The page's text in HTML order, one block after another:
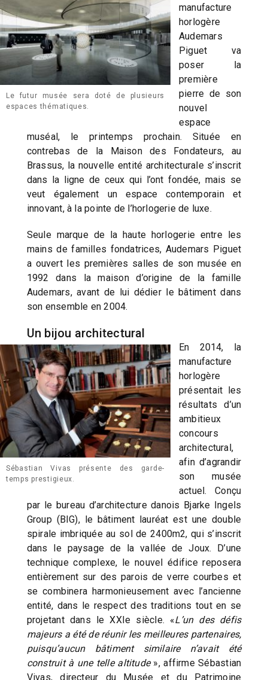
Le futur musée sera doté de plusieurs
espaces thématiques.
manufacture
horlogère
Audemars
Piguet va
poser la
première
pierre de son
nouvel
espace
muséal, le printemps prochain. Située en
contrebas de la Maison des Fondateurs, au
Brassus, la nouvelle entité architecturale s’inscrit
dans la ligne de ceux qui l’ont fondée, mais se
veut également un espace contemporain et
innovant, à la pointe de l’horlogerie de luxe.
Seule marque de la haute horlogerie entre les
mains de familles fondatrices, Audemars Piguet
a ouvert les premières salles de son musée en
1992 dans la maison d’origine de la famille
Audemars, avant de lui dédier le bâtiment dans
son ensemble en 2004.
Un bijou architectural
Sébastian Vivas présente des garde-
temps prestigieux.
En 2014, la
manufacture
horlogère
présentait les
résultats d’un
ambitieux
concours
architectural,
afin d’agrandir
son musée
actuel. Conçu
par le bureau d’architecture danois Bjarke Ingels
Group (BIG), le bâtiment lauréat est une double
spirale imbriquée au sol de 2400m2, qui s’inscrit
dans le paysage de la vallée de Joux. D’une
technique complexe, le nouvel édifice reposera
entièrement sur des parois de verre courbes et
se combinera harmonieusement avec l’ancienne
entité, dans le respect des traditions tout en se
projetant dans le XXIe siècle. «L’un des défis
majeurs a été de réunir les meilleures partenaires,
puisqu’aucun bâtiment similaire n’avait été
construit à une telle altitude», affirme Sébastian
Vivas, directeur du Musée et du Patrimoine